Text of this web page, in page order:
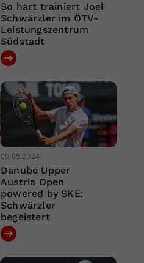
So hart trainiert Joel
Schwärzler im ÖTV-
Leistungszentrum
Südstadt
09.05.2024
Danube Upper
Austria Open
powered by SKE:
Schwärzler
begeistert